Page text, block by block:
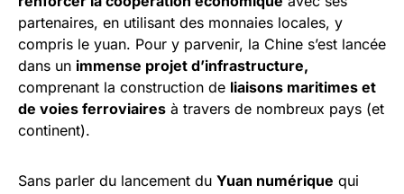
partenaires, en utilisant des monnaies locales, y
compris le yuan. Pour y parvenir, la Chine s’est lancée
dans un immense projet d’infrastructure,
comprenant la construction de liaisons maritimes et
de voies ferroviaires à travers de nombreux pays (et
continent).
Sans parler du lancement du Yuan numérique qui